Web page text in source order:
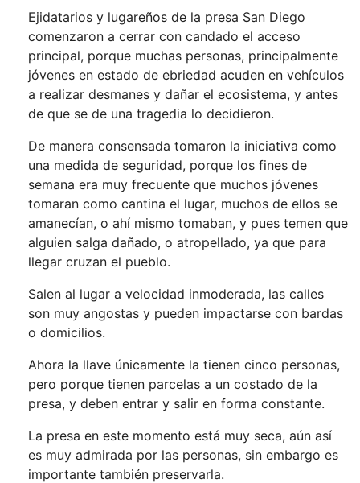
Ejidatarios y lugareños de la presa San Diego
comenzaron a cerrar con candado el acceso
principal, porque muchas personas, principalmente
jóvenes en estado de ebriedad acuden en vehículos
a realizar desmanes y dañar el ecosistema, y antes
de que se de una tragedia lo decidieron.
De manera consensada tomaron la iniciativa como
una medida de seguridad, porque los fines de
semana era muy frecuente que muchos jóvenes
tomaran como cantina el lugar, muchos de ellos se
amanecían, o ahí mismo tomaban, y pues temen que
alguien salga dañado, o atropellado, ya que para
llegar cruzan el pueblo.
Salen al lugar a velocidad inmoderada, las calles
son muy angostas y pueden impactarse con bardas
o domicilios.
Ahora la llave únicamente la tienen cinco personas,
pero porque tienen parcelas a un costado de la
presa, y deben entrar y salir en forma constante.
La presa en este momento está muy seca, aún así
es muy admirada por las personas, sin embargo es
importante también preservarla.